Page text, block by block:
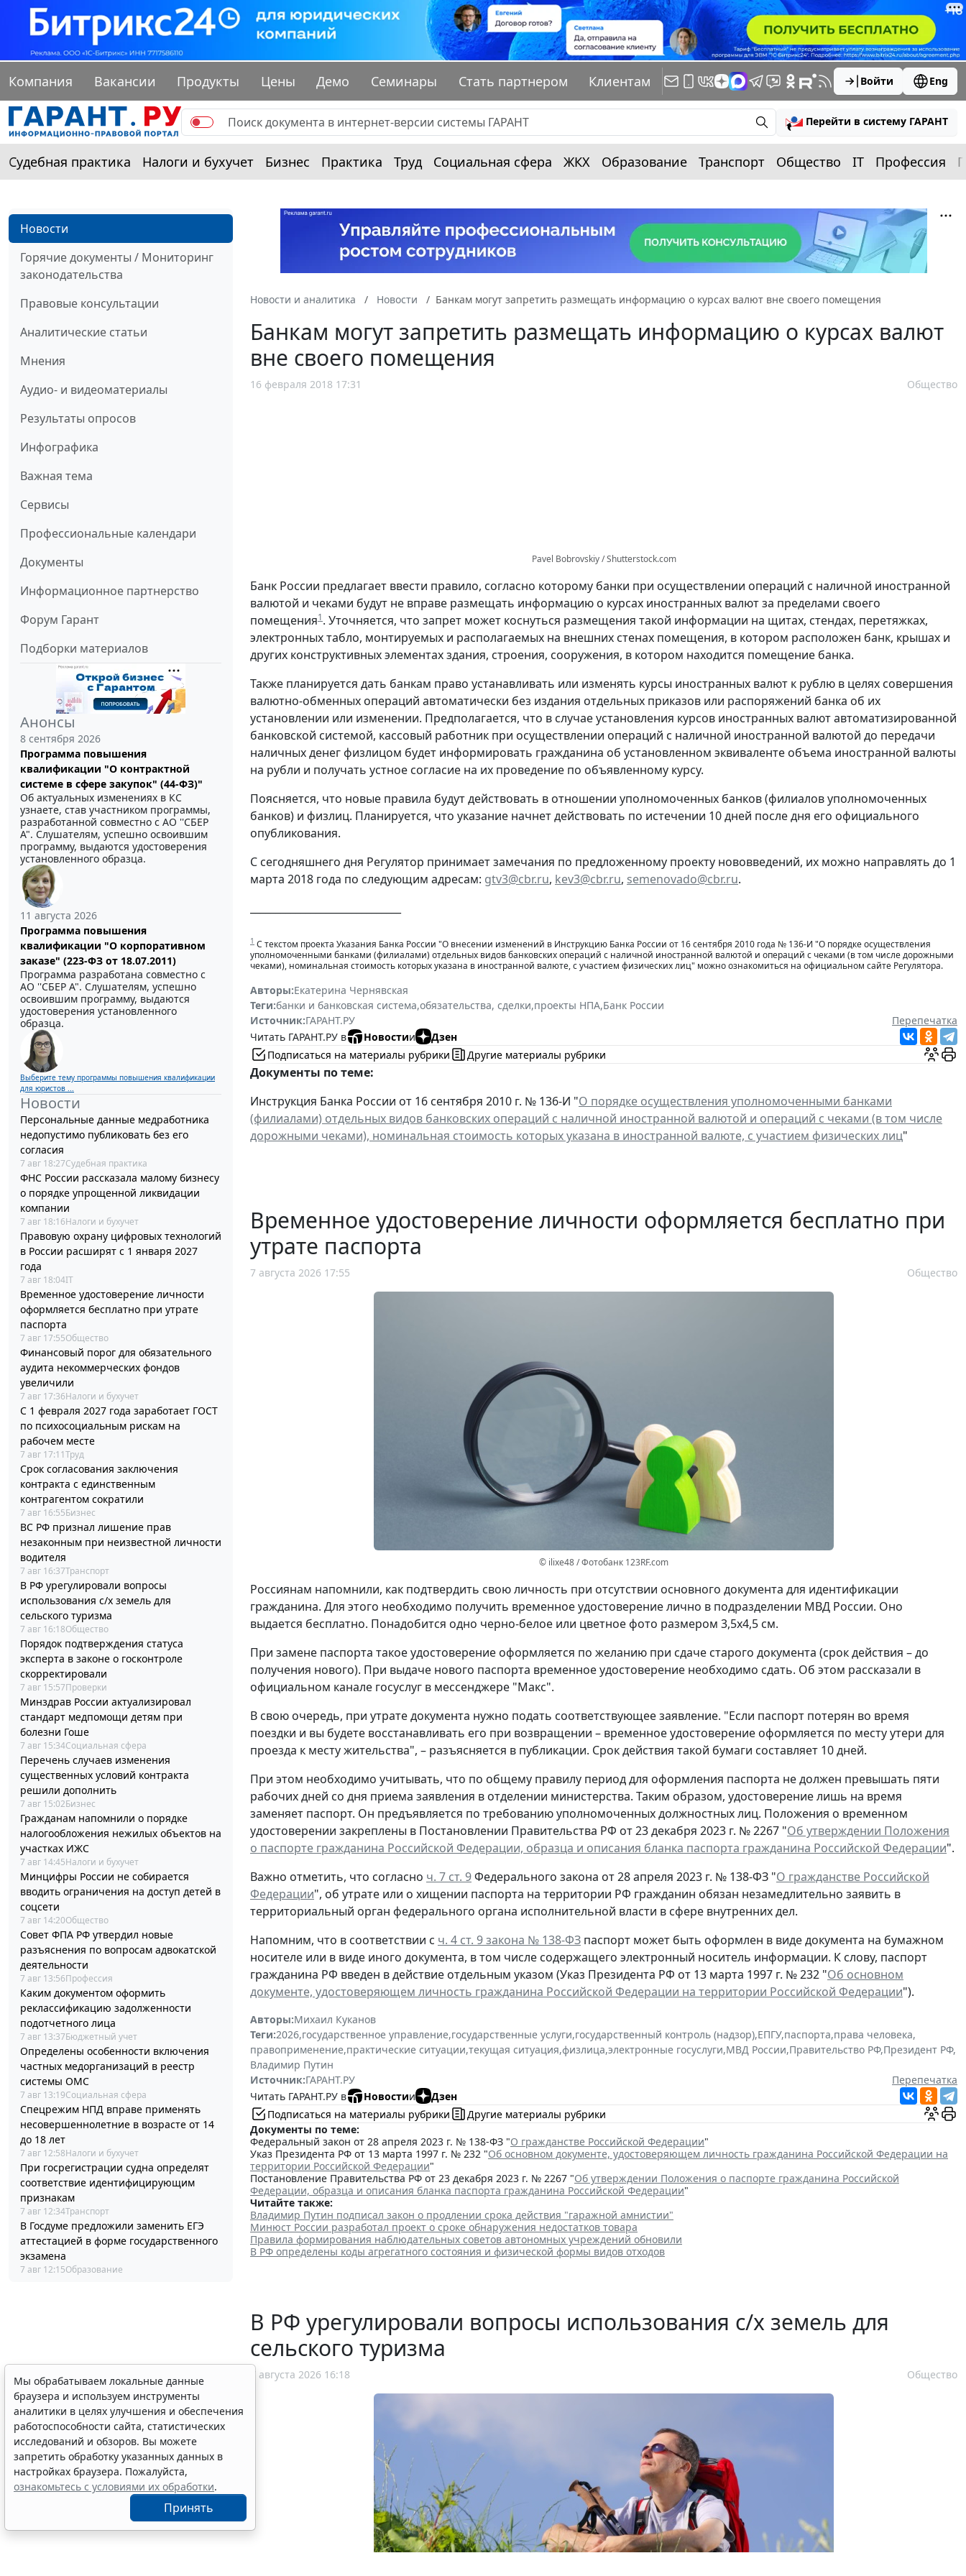
Компания Вакансии Продукты Цены Демо Семинары Стать партнером Клиентам Войти Eng
Перейти в систему ГАРАНТ
Судебная практика Налоги и бухучет Бизнес Практика Труд Социальная сфера ЖКХ Образование Транспорт Общество IT Профессия
Новости
Горячие документы / Мониторинг
законодательства
Правовые консультации
Аналитические статьи
Мнения
Аудио- и видеоматериалы
Результаты опросов
Инфографика
Важная тема
Сервисы
Профессиональные календари
Документы
Информационное партнерство
Форум Гарант
Подборки материалов
Анонсы
8 сентября 2026
Программа повышения
квалификации "О контрактной
системе в сфере закупок" (44-ФЗ)"
Об актуальных изменениях в КС
узнаете, став участником программы,
разработанной совместно с АО ''СБЕР
А". Слушателям, успешно освоившим
программу, выдаются удостоверения
установленного образца.
11 августа 2026
Программа повышения
квалификации "О корпоративном
заказе" (223-ФЗ от 18.07.2011)
Программа разработана совместно с
АО ''СБЕР А". Слушателям, успешно
освоившим программу, выдаются
удостоверения установленного
образца.
Выберите тему программы повышения квалификации
для юристов ...
Новости
Персональные данные медработника
недопустимо публиковать без его
согласия
7 авг 18:27Судебная практика
ФНС России рассказала малому бизнесу
о порядке упрощенной ликвидации
компании
7 авг 18:16Налоги и бухучет
Правовую охрану цифровых технологий
в России расширят с 1 января 2027
года
7 авг 18:04IT
Временное удостоверение личности
оформляется бесплатно при утрате
паспорта
7 авг 17:55Общество
Финансовый порог для обязательного
аудита некоммерческих фондов
увеличили
7 авг 17:36Налоги и бухучет
С 1 февраля 2027 года заработает ГОСТ
по психосоциальным рискам на
рабочем месте
7 авг 17:11Труд
Срок согласования заключения
контракта с единственным
контрагентом сократили
7 авг 16:55Бизнес
ВС РФ признал лишение прав
незаконным при неизвестной личности
водителя
7 авг 16:37Транспорт
В РФ урегулировали вопросы
использования с/х земель для
сельского туризма
7 авг 16:18Общество
Порядок подтверждения статуса
эксперта в законе о госконтроле
скорректировали
7 авг 15:57Проверки
Минздрав России актуализировал
стандарт медпомощи детям при
болезни Гоше
7 авг 15:34Социальная сфера
Перечень случаев изменения
существенных условий контракта
решили дополнить
7 авг 15:02Бизнес
Гражданам напомнили о порядке
налогообложения нежилых объектов на
участках ИЖС
7 авг 14:45Налоги и бухучет
Минцифры России не собирается
вводить ограничения на доступ детей в
соцсети
7 авг 14:20Общество
Совет ФПА РФ утвердил новые
разъяснения по вопросам адвокатской
деятельности
7 авг 13:56Профессия
Каким документом оформить
реклассификацию задолженности
подотчетного лица
7 авг 13:37Бюджетный учет
Определены особенности включения
частных медорганизаций в реестр
системы ОМС
7 авг 13:19Социальная сфера
Спецрежим НПД вправе применять
несовершеннолетние в возрасте от 14
до 18 лет
7 авг 12:58Налоги и бухучет
При госрегистрации судна определят
соответствие идентифицирующим
признакам
7 авг 12:34Транспорт
В Госдуме предложили заменить ЕГЭ
аттестацией в форме государственного
экзамена
7 авг 12:15Образование
Новости и аналитика Новости Банкам могут запретить размещать информацию о курсах валют вне своего помещения
Банкам могут запретить размещать информацию о курсах валют
вне своего помещения
16 февраля 2018 17:31 Общество
Pavel Bobrovskiy / Shutterstock.com
Банк России предлагает ввести правило, согласно которому банки при осуществлении операций с наличной иностранной
валютой и чеками будут не вправе размещать информацию о курсах иностранных валют за пределами своего
помещения1. Уточняется, что запрет может коснуться размещения такой информации на щитах, стендах, перетяжках,
электронных табло, монтируемых и располагаемых на внешних стенах помещения, в котором расположен банк, крышах и
других конструктивных элементах здания, строения, сооружения, в котором находится помещение банка.
Также планируется дать банкам право устанавливать или изменять курсы иностранных валют к рублю в целях совершения
валютно-обменных операций автоматически без издания отдельных приказов или распоряжений банка об их
установлении или изменении. Предполагается, что в случае установления курсов иностранных валют автоматизированной
банковской системой, кассовый работник при осуществлении операций с наличной иностранной валютой до передачи
наличных денег физлицом будет информировать гражданина об установленном эквиваленте объема иностранной валюты
на рубли и получать устное согласие на их проведение по объявленному курсу.
Поясняется, что новые правила будут действовать в отношении уполномоченных банков (филиалов уполномоченных
банков) и физлиц. Планируется, что указание начнет действовать по истечении 10 дней после дня его официального
опубликования.
С сегодняшнего дня Регулятор принимает замечания по предложенному проекту нововведений, их можно направлять до 1
марта 2018 года по следующим адресам: gtv3@cbr.ru, kev3@cbr.ru, semenovado@cbr.ru.
1 С текстом проекта Указания Банка России "О внесении изменений в Инструкцию Банка России от 16 сентября 2010 года № 136-И "О порядке осуществления
уполномоченными банками (филиалами) отдельных видов банковских операций с наличной иностранной валютой и операций с чеками (в том числе дорожными
чеками), номинальная стоимость которых указана в иностранной валюте, с участием физических лиц" можно ознакомиться на официальном сайте Регулятора.
Авторы:Екатерина Чернявская
Теги:банки и банковская система,обязательства, сделки,проекты НПА,Банк России
Источник:ГАРАНТ.РУ
Перепечатка
Читать ГАРАНТ.РУ в
Новостии
Дзен
Подписаться на материалы рубрики
Другие материалы рубрики
Документы по теме:
Инструкция Банка России от 16 сентября 2010 г. № 136-И "О порядке осуществления уполномоченными банками
(филиалами) отдельных видов банковских операций с наличной иностранной валютой и операций с чеками (в том числе
дорожными чеками), номинальная стоимость которых указана в иностранной валюте, с участием физических лиц"
Временное удостоверение личности оформляется бесплатно при
утрате паспорта
7 августа 2026 17:55 Общество
© ilixe48 / Фотобанк 123RF.com
Россиянам напомнили, как подтвердить свою личность при отсутствии основного документа для идентификации
гражданина. Для этого необходимо получить временное удостоверение лично в подразделении МВД России. Оно
выдается бесплатно. Понадобится одно черно-белое или цветное фото размером 3,5x4,5 см.
При замене паспорта такое удостоверение оформляется по желанию при сдаче старого документа (срок действия – до
получения нового). При выдаче нового паспорта временное удостоверение необходимо сдать. Об этом рассказали в
официальном канале госуслуг в мессенджере "Макс".
В свою очередь, при утрате документа нужно подать соответствующее заявление. "Если паспорт потерян во время
поездки и вы будете восстанавливать его при возвращении – временное удостоверение оформляется по месту утери для
проезда к месту жительства", – разъясняется в публикации. Срок действия такой бумаги составляет 10 дней.
При этом необходимо учитывать, что по общему правилу период для оформления паспорта не должен превышать пяти
рабочих дней со дня приема заявления в отделении министерства. Таким образом, удостоверение лишь на время
заменяет паспорт. Он предъявляется по требованию уполномоченных должностных лиц. Положения о временном
удостоверении закреплены в Постановлении Правительства РФ от 23 декабря 2023 г. № 2267 "Об утверждении Положения
о паспорте гражданина Российской Федерации, образца и описания бланка паспорта гражданина Российской Федерации".
Важно отметить, что согласно ч. 7 ст. 9Федерального закона от 28 апреля 2023 г. № 138-ФЗ "О гражданстве Российской
Федерации", об утрате или о хищении паспорта на территории РФ гражданин обязан незамедлительно заявить в
территориальный орган федерального органа исполнительной власти в сфере внутренних дел.
Напомним, что в соответствии с ч. 4 ст. 9 закона № 138-ФЗ паспорт может быть оформлен в виде документа на бумажном
носителе или в виде иного документа, в том числе содержащего электронный носитель информации. К слову, паспорт
гражданина РФ введен в действие отдельным указом (Указ Президента РФ от 13 марта 1997 г. № 232 "Об основном
документе, удостоверяющем личность гражданина Российской Федерации на территории Российской Федерации").
Авторы:Михаил Куканов
Теги:2026,государственное управление,государственные услуги,государственный контроль (надзор),ЕПГУ,паспорта,права человека,
правоприменение,практические ситуации,текущая ситуация,физлица,электронные госуслуги,МВД России,Правительство РФ,Президент РФ,
Владимир Путин
Источник:ГАРАНТ.РУ
Перепечатка
Читать ГАРАНТ.РУ в
Новостии
Дзен
Подписаться на материалы рубрики
Другие материалы рубрики
Документы по теме:
Федеральный закон от 28 апреля 2023 г. № 138-ФЗ "О гражданстве Российской Федерации"
Указ Президента РФ от 13 марта 1997 г. № 232 "Об основном документе, удостоверяющем личность гражданина Российской Федерации на
территории Российской Федерации"
Постановление Правительства РФ от 23 декабря 2023 г. № 2267 "Об утверждении Положения о паспорте гражданина Российской
Федерации, образца и описания бланка паспорта гражданина Российской Федерации"
Читайте также:
Владимир Путин подписал закон о продлении срока действия "гаражной амнистии"
Минюст России разработал проект о сроке обнаружения недостатков товара
Правила формирования наблюдательных советов автономных учреждений обновили
В РФ определены коды агрегатного состояния и физической формы видов отходов
В РФ урегулировали вопросы использования с/х земель для
сельского туризма
7 августа 2026 16:18 Общество
Мы обрабатываем локальные данные
браузера и используем инструменты
аналитики в целях улучшения и обеспечения
работоспособности сайта, статистических
исследований и обзоров. Вы можете
запретить обработку указанных данных в
настройках браузера. Пожалуйста,
ознакомьтесь с условиями их обработки.
Принять